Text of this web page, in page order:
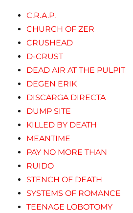
C.R.A.P.
CHURCH OF ZER
CRUSHEAD
D-CRUST
DEAD AIR AT THE PULPIT
DEGEN ERIK
DISCARGA DIRECTA
DUMP SITE
KILLED BY DEATH
MEANTIME
PAY NO MORE THAN
RUIDO
STENCH OF DEATH
SYSTEMS OF ROMANCE
TEENAGE LOBOTOMY